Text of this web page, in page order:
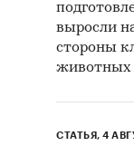
выросли
стороны
животных
СТАТЬЯ, 4